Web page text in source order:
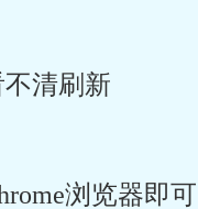
清刷新
浏览器即可